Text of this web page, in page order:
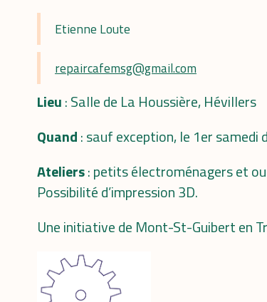
Etienne Loute
repaircafemsg@gmail.com
Lieu: Salle de La Houssière, Hévillers
Quand: sauf exception, le 1er samedi
Ateliers: petits électroménagers et
Possibilité d’impression 3D.
Une initiative de Mont-St-Guibert en